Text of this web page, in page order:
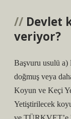
Devlet
veriyor?
Başvuru usulü a)
doğmuş veya
Koyun ve Keçi
Yetiştirilecek